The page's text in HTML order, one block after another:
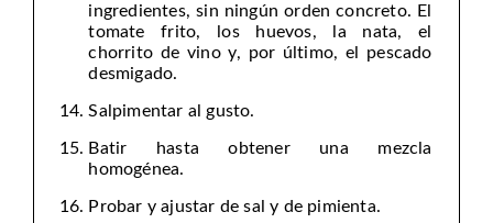
ingredientes, sin ningún orden concreto. El
tomate frito, los huevos, la nata, el
chorrito de vino y, por último, el pescado
desmigado.
Salpimentar al gusto.
Batir hasta obtener una mezcla
homogénea.
Probar y ajustar de sal y de pimienta.